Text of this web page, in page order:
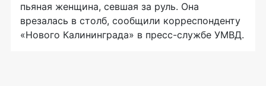
пьяная женщина, севшая за руль. Она
врезалась в столб, сообщили корреспонденту
«Нового Калининграда» в пресс-службе УМВД.